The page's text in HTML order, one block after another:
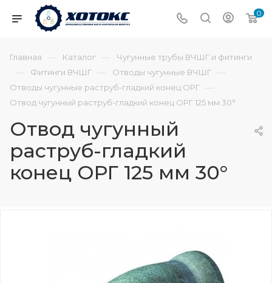
0
Главная — Каталог — Чугунные трубы ВЧШГ и фитинги
— Фитинги ВЧШГ — Отводы чугунные ВЧШГ —
Отводы чугунные раструб-гладкий конец ОРГ —
Отвод чугунный раструб-гладкий конец ОРГ 125 мм 30°
Отвод чугунный
раструб-гладкий
конец ОРГ 125 мм 30°